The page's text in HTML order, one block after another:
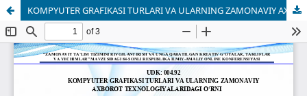
KOMPYUTER GRAFIKASI TURLARI VA ULARNING ZAMONAVIY AXBOROT TEXNOLOGIYALARIDAGI O‘RNI